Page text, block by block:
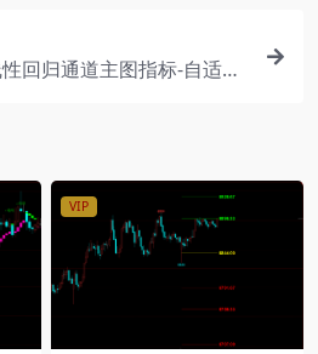
回归通道主图指标-自适应
VIP